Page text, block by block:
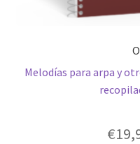
Melodías para arpa y
€